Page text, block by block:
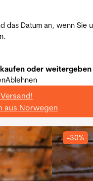
das Datum an, wenn Sie
oder weitergeben
Ablehnen
aus Norwegen
-30%